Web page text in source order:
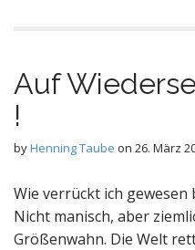
Auf
!
byHenning Taube on 26. März
Wie verrückt ich gewesen
Nicht manisch, aber
Größenwahn. Die Welt